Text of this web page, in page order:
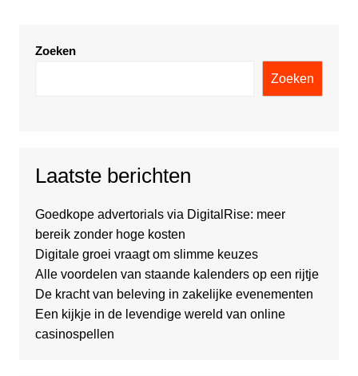
Zoeken
Zoeken
Laatste berichten
Goedkope advertorials via DigitalRise: meer
bereik zonder hoge kosten
Digitale groei vraagt om slimme keuzes
Alle voordelen van staande kalenders op een rijtje
De kracht van beleving in zakelijke evenementen
Een kijkje in de levendige wereld van online
casinospellen